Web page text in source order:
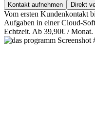
Kontakt aufnehmen Direkt
Vom ersten Kundenkontakt
Aufgaben in einer Cloud-
Echtzeit. Ab 39,90€ / Monat.